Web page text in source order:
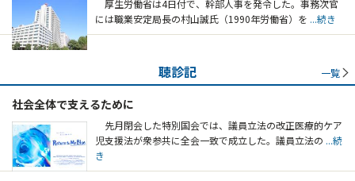
厚生労働省は4日付で、幹部人事を発令した。事務次官
には職業安定局長の村山誠氏（1990年労働省）を ...続き
聴診記 一覧
社会全体で支えるために
先月閉会した特別国会では、議員立法の改正医療的ケア
児支援法が衆参共に全会一致で成立した。議員立法の ...続
き